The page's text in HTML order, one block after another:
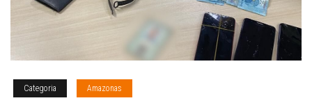
Categoria Amazonas